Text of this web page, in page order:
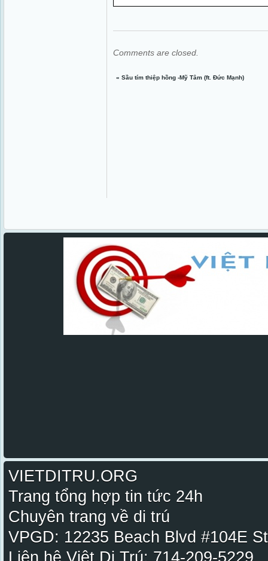
Comments are closed.
«Sầu tím thiệp hồng -Mỹ Tâm (ft. Đức Mạnh)
VIETDITRU.ORG
Trang tổng hợp tin tức 24h
Chuyên trang về di trú
VPGD: 12235 Beach Blvd #104E
Liên hệ Việt Di Trú: 714-209-5229